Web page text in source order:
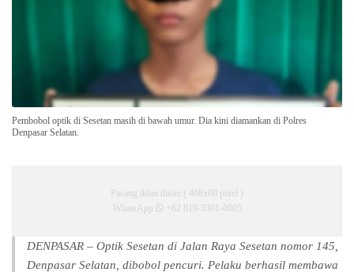
Pembobol optik di Sesetan masih di bawah umur. Dia kini diamankan di Polres
Denpasar Selatan.
Pasang iklan disini ( 468x60 pixel )
WhatsApp
+62 819-3301-0005
DENPASAR – Optik Sesetan di Jalan Raya Sesetan nomor 145,
Denpasar Selatan, dibobol pencuri. Pelaku berhasil membawa